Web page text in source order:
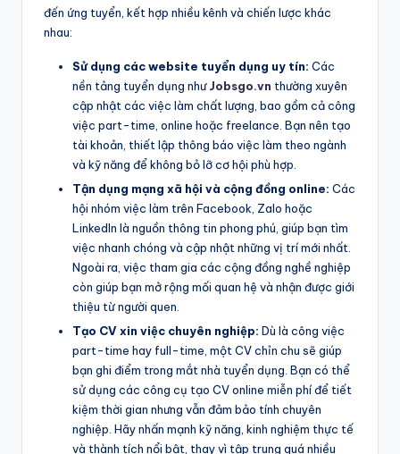
đến ứng tuyển, kết hợp nhiều kênh và chiến lược khác
nhau:
Sử dụng các website tuyển dụng uy tín: Các
nền tảng tuyển dụng nhưJobsgo.vn thường xuyên
cập nhật các việc làm chất lượng, bao gồm cả công
việc part-time, online hoặc freelance. Bạn nên tạo
tài khoản, thiết lập thông báo việc làm theo ngành
và kỹ năng để không bỏ lỡ cơ hội phù hợp.
Tận dụng mạng xã hội và cộng đồng online: Các
hội nhóm việc làm trên Facebook, Zalo hoặc
LinkedIn là nguồn thông tin phong phú, giúp bạn tìm
việc nhanh chóng và cập nhật những vị trí mới nhất.
Ngoài ra, việc tham gia các cộng đồng nghề nghiệp
còn giúp bạn mở rộng mối quan hệ và nhận được giới
thiệu từ người quen.
Tạo CV xin việc chuyên nghiệp: Dù là công việc
part-time hay full-time, một CV chỉn chu sẽ giúp
bạn ghi điểm trong mắt nhà tuyển dụng. Bạn có thể
sử dụng các công cụ tạo CV online miễn phí để tiết
kiệm thời gian nhưng vẫn đảm bảo tính chuyên
nghiệp. Hãy nhấn mạnh kỹ năng, kinh nghiệm thực tế
và thành tích nổi bật, thay vì tập trung quá nhiều